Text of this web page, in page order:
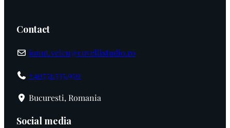
Contact
ionut.velcu@cuvellistudio.ro
+40751.535.950
Bucuresti, Romania
Social media